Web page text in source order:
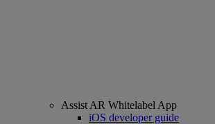
Assist AR Whitelabel App
iOS developer guide